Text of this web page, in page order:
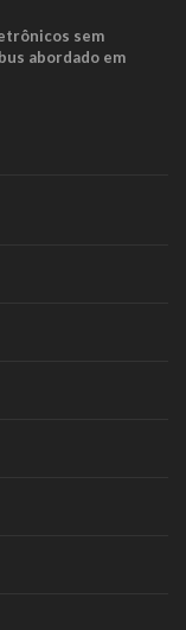
sem
abordado em